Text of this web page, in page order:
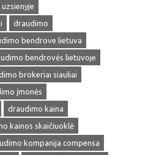
draudimo
bendrove lietuva
bendrovės lietuvoje
brokeriai siauliai
įmonės
draudimo kaina
kainos skaičiuoklė
kompanija compensa